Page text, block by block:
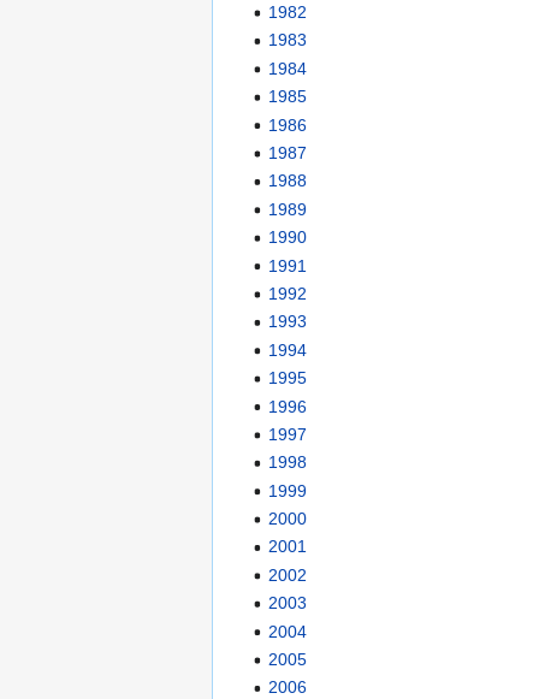
1982
1983
1984
1985
1986
1987
1988
1989
1990
1991
1992
1993
1994
1995
1996
1997
1998
1999
2000
2001
2002
2003
2004
2005
2006